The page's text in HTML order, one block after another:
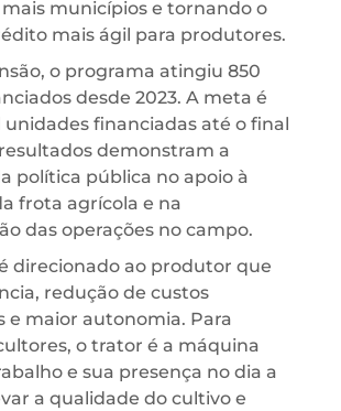
municípios e tornando o
mais ágil para produtores.
o programa atingiu 850
desde 2023. A meta é
financiadas até o final
demonstram a
política pública no apoio à
frota agrícola e na
das operações no campo.
direcionado ao produtor que
redução de custos
e maior autonomia. Para
o trator é a máquina
e sua presença no dia a
a qualidade do cultivo e